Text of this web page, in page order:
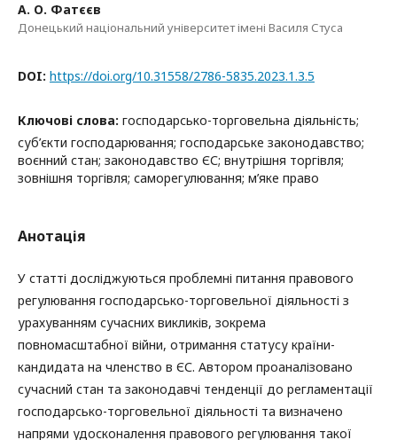
А. О. Фатєєв
Донецький національний університет імені Василя Стуса
DOI: https://doi.org/10.31558/2786-5835.2023.1.3.5
Ключові слова: господарсько-торговельна діяльність;
суб’єкти господарювання; господарське законодавство;
воєнний стан; законодавство ЄС; внутрішня торгівля;
зовнішня торгівля; саморегулювання; м’яке право
Анотація
У статті досліджуються проблемні питання правового
регулювання господарсько-торговельної діяльності з
урахуванням сучасних викликів, зокрема
повномасштабної війни, отримання статусу країни-
кандидата на членство в ЄС. Автором проаналізовано
сучасний стан та законодавчі тенденції до регламентації
господарсько-торговельної діяльності та визначено
напрями удосконалення правового регулювання такої